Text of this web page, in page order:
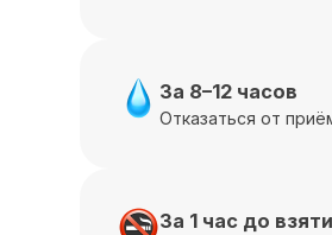
За 8–12 часов
Отказаться от
За 1 час до